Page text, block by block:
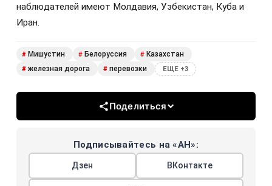
наблюдателей имеют Молдавия, Узбекистан, Куба и
Иран.
# Мишустин # Белоруссия # Казахстан
# железная дорога # перевозки ЕЩЕ +3
Поделиться
Подписывайтесь на «АН»:
Дзен ВКонтакте